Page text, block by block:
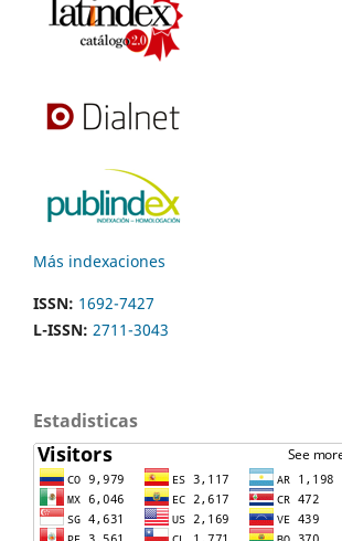
Más indexaciones
ISSN: 1692-7427
L-ISSN: 2711-3043
Estadisticas